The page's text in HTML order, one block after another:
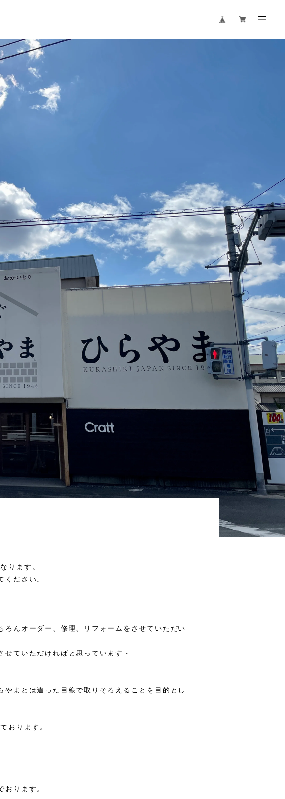
ります。
ください。
んオーダー、修理、リフォームをさせていただい
ていただければと思っています・
まとは違った目線で取りそろえることを目的とし
おります。
おります。